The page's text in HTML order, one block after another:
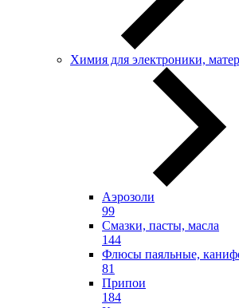
Химия для электроники,
Аэрозоли
99
Смазки, пасты, масла
144
Флюсы паяльные,
81
Припои
184